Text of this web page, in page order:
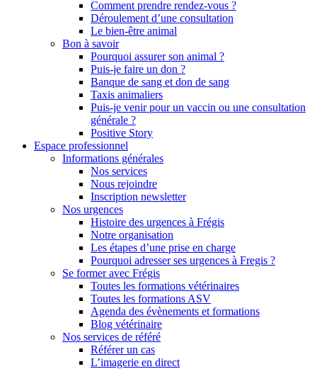
Comment prendre rendez-vous ?
Déroulement d’une consultation
Le bien-être animal
Bon à savoir
Pourquoi assurer son animal ?
Puis-je faire un don ?
Banque de sang et don de sang
Taxis animaliers
Puis-je venir pour un vaccin ou une consultation
générale ?
Positive Story
Espace professionnel
Informations générales
Nos services
Nous rejoindre
Inscription newsletter
Nos urgences
Histoire des urgences à Frégis
Notre organisation
Les étapes d’une prise en charge
Pourquoi adresser ses urgences à Fregis ?
Se former avec Frégis
Toutes les formations vétérinaires
Toutes les formations ASV
Agenda des évènements et formations
Blog vétérinaire
Nos services de référé
Référer un cas
L’imagerie en direct